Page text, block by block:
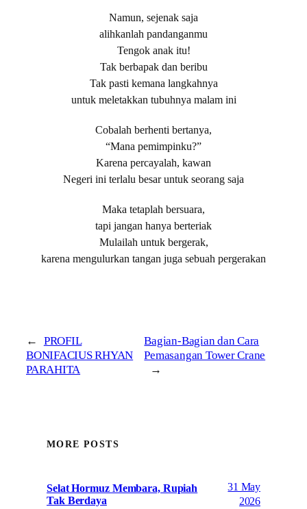
Namun, sejenak saja
alihkanlah pandanganmu
Tengok anak itu!
Tak berbapak dan beribu
Tak pasti kemana langkahnya
untuk meletakkan tubuhnya malam ini
Cobalah berhenti bertanya,
“Mana pemimpinku?”
Karena percayalah, kawan
Negeri ini terlalu besar untuk seorang saja
Maka tetaplah bersuara,
tapi jangan hanya berteriak
Mulailah untuk bergerak,
karena mengulurkan tangan juga sebuah pergerakan
←
PROFIL
BONIFACIUS RHYAN
PARAHITA
Bagian-Bagian dan Cara
Pemasangan Tower Crane
→
MORE POSTS
Selat Hormuz Membara, Rupiah
Tak Berdaya
31 May
2026